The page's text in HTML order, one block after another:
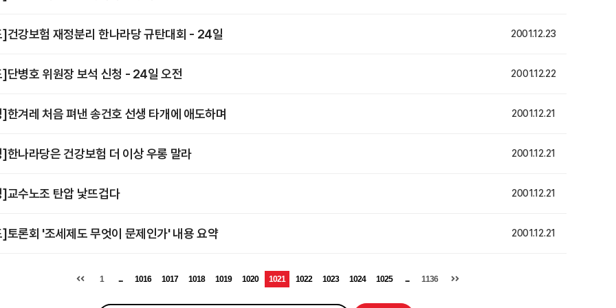
]건강보험 재정분리 한나라당 규탄대회 - 24일 2001.12.23
]단병호 위원장 보석 신청 - 24일 오전 2001.12.22
한겨레 처음 펴낸 송건호 선생 타개에 애도하며 2001.12.21
한나라당은 건강보험 더 이상 우롱 말라 2001.12.21
교수노조 탄압 낯뜨겁다 2001.12.21
토론회 '조세제도 무엇이 문제인가' 내용 요약 2001.12.21
1 ... 1016 1017 1018 1019 1020 1021 1022 1023 1024 1025 ... 1136